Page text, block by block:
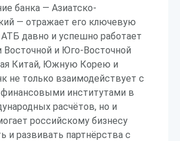
банка — Азиатско-
— отражает его ключевую
АТБ давно и успешно работает
Восточной и Юго-Восточной
Китай, Южную Корею и
не только взаимодействует с
институтами в
расчётов, но и
российскому бизнесу
и развивать партнёрства с